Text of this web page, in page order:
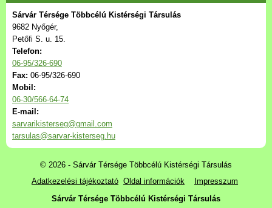
Társulás szervei
Alapdokumentumok
Ülések anyaga
Szabályzatok, szerződések
Költségvetések,
Közérdekű adatok
Sárvár Térsége Többcélú Kistérségi Társulás
9682 Nyőgér,
Petőfi S. u. 15.
Telefon:
06-95/326-690
Fax: 06-95/326-690
Mobil:
06-30/566-64-74
E-mail:
sarvarikisterseg@gmail.com
tarsulas@sarvar-kisterseg.hu
© 2026 - Sárvár Térsége Többcélú Kistérségi Társulás
Adatkezelési tájékoztató Oldal információk
Impresszum
Sárvár Térsége Többcélú Kistérségi Társulás